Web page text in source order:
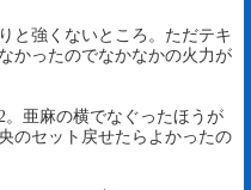
と強くないところ。ただテキ
かったのでなかなかの火力が
亜麻の横でなぐったほうが
のセット戻せたらよかったの